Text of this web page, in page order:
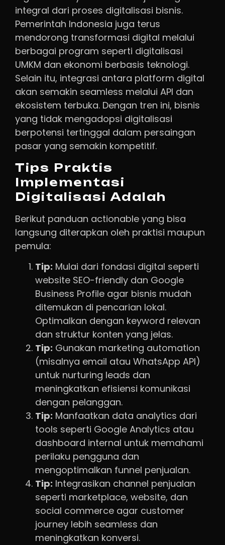
integral dari proses digitalisasi bisnis.
Pemerintah Indonesia juga terus
mendorong transformasi digital melalui
berbagai program seperti digitalisasi
UMKM dan ekonomi berbasis teknologi.
Selain itu, integrasi antara platform digital
akan semakin seamless melalui API dan
ekosistem terbuka. Dengan tren ini, bisnis
yang tidak mengadopsi digitalisasi
berpotensi tertinggal dalam persaingan
pasar yang semakin kompetitif.
Tips Praktis
Implementasi
Digitalisasi Adalah
Berikut panduan actionable yang bisa
langsung diterapkan oleh praktisi maupun
pemula:
Tip: Mulai dari fondasi digital seperti
website SEO-friendly dan Google
Business Profile agar bisnis mudah
ditemukan di pencarian lokal.
Optimalkan dengan keyword relevan
dan struktur konten yang jelas.
Tip: Gunakan marketing automation
(misalnya email atau WhatsApp API)
untuk nurturing leads dan
meningkatkan efisiensi komunikasi
dengan pelanggan.
Tip: Manfaatkan data analytics dari
tools seperti Google Analytics atau
dashboard internal untuk memahami
perilaku pengguna dan
mengoptimalkan funnel penjualan.
Tip: Integrasikan channel penjualan
seperti marketplace, website, dan
social commerce agar customer
journey lebih seamless dan
meningkatkan konversi.